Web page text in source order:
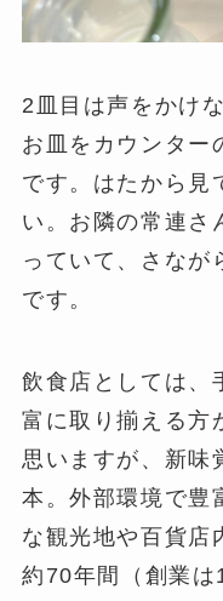
2皿目は声をかけ
お皿をカウンター
です。はたから見
い。お隣の常連さ
っていて、さなが
です。
飲食店としては、
富に取り揃える方
思いますが、新味
本。外部環境で豊
な観光地や百貨店
約70年間（創業